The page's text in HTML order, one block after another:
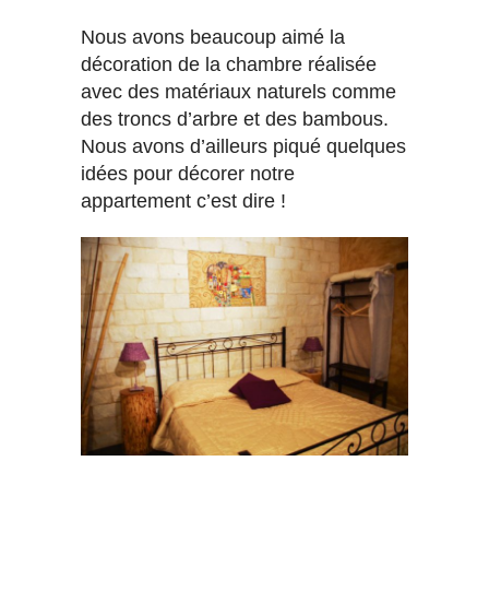
Nous avons beaucoup aimé la
décoration de la chambre réalisée
avec des matériaux naturels comme
des troncs d’arbre et des bambous.
Nous avons d’ailleurs piqué quelques
idées pour décorer notre
appartement c’est dire !